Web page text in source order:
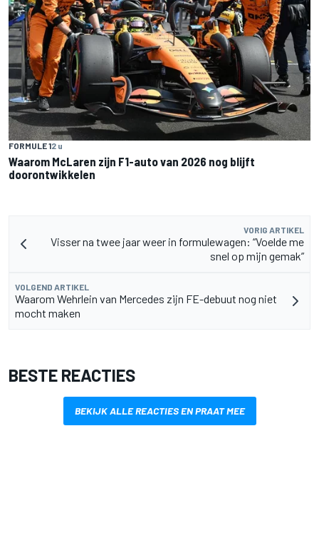
FORMULE 12 u
Waarom McLaren zijn F1-auto van 2026 nog blijft
doorontwikkelen
VORIG ARTIKEL
Visser na twee jaar weer in formulewagen: “Voelde me
snel op mijn gemak”
VOLGEND ARTIKEL
Waarom Wehrlein van Mercedes zijn FE-debuut nog niet
mocht maken
BESTE REACTIES
BEKIJK ALLE REACTIES EN PRAAT MEE